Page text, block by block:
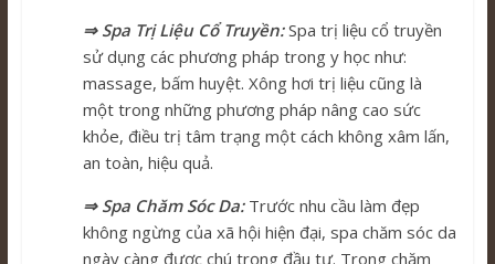
⇒ Spa Trị Liệu Cổ Truyền:Spa trị liệu cổ truyền
sử dụng các phương pháp trong y học như:
massage, bấm huyệt. Xông hơi trị liệu cũng là
một trong những phương pháp nâng cao sức
khỏe, điều trị tâm trạng một cách không xâm lấn,
an toàn, hiệu quả.
⇒ Spa Chăm Sóc Da:Trước nhu cầu làm đẹp
không ngừng của xã hội hiện đại, spa chăm sóc da
ngày càng được chú trọng đầu tư. Trong chăm